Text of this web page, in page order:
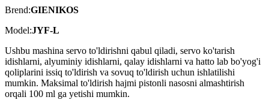
Brend:GIENIKOS
Model:JYF-L
Ushbu mashina servo to'ldirishni qabul qiladi, servo ko'tarish
idishlarni, alyuminiy idishlarni, qalay idishlarni va hatto lab bo'yog'i
qoliplarini issiq to'ldirish va sovuq to'ldirish uchun ishlatilishi
mumkin. Maksimal to'ldirish hajmi pistonli nasosni almashtirish
orqali 100 ml ga yetishi mumkin.